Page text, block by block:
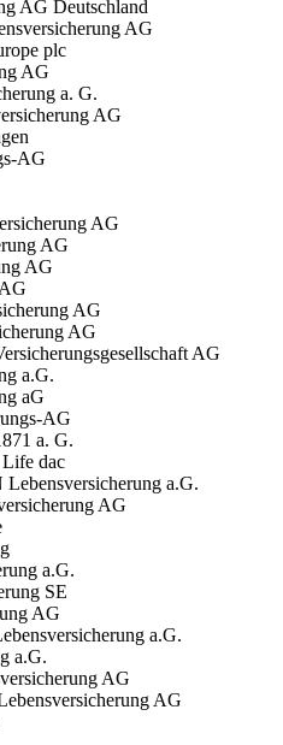
AG Deutschland
AG
plc
AG
a. G.
AG
AG
AG
AG
AG
AG
AG
AG
a.G.
aG
AG
a. G.
dac
a.G.
AG
a.G.
SE
AG
a.G.
a.G.
AG
AG